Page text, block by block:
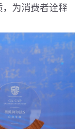
为消费者诠释